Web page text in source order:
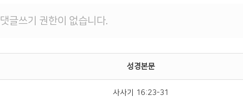
댓글쓰기 권한이 없습니다.
성경본문
사사기 16:23-31